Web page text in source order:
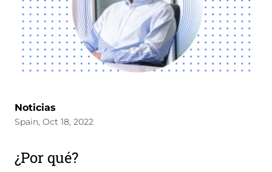
Noticias
Spain, Oct 18, 2022
¿Por qué?